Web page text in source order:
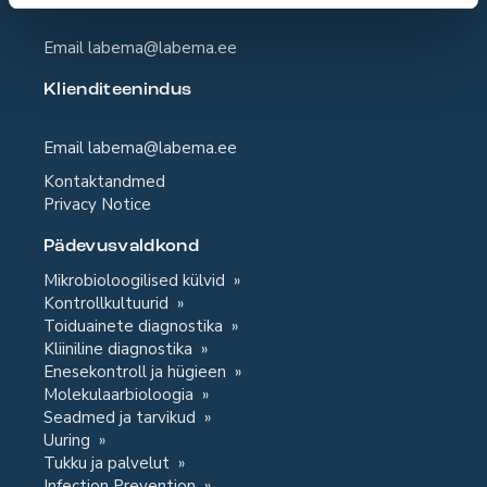
Email labema@labema.ee
Klienditeenindus
Email labema@labema.ee
Kontaktandmed
Privacy Notice
Pädevusvaldkond
Mikrobioloogilised külvid
Kontrollkultuurid
Toiduainete diagnostika
Kliiniline diagnostika
Enesekontroll ja hügieen
Molekulaarbioloogia
Seadmed ja tarvikud
Uuring
Tukku ja palvelut